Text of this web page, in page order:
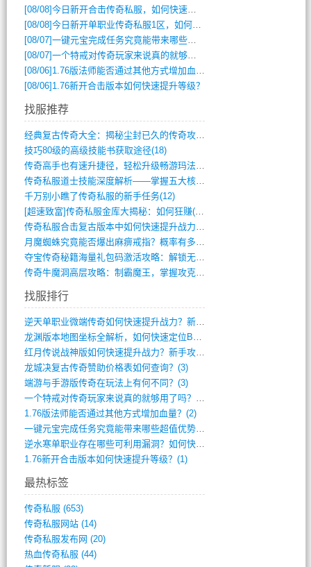
[08/08]今日新开合击传奇私服，如何快速提升角色战力？
[08/08]今日新开单职业传奇私服1区，如何快速升级与获取顶级装备？
[08/07]一键元宝完成任务究竟能带来哪些超值优势？
[08/07]一个特戒对传奇玩家来说真的就够用了吗？
[08/06] 1.76版法师能否通过其他方式增加血量？
[08/06] 1.76新开合击版本如何快速提升等级？
找服推荐
经典复古传奇大全：揭秘尘封已久的传奇攻略(348)
技巧80级的高级技能书获取途径(18)
传奇高手也有速升捷径，轻松升级畅游玛法(11)
传奇私服道士技能深度解析——掌握五大核心(956)
千万别小瞧了传奇私服的新手任务(12)
[超速致富]传奇私服金库大揭秘：如何狂赚(590)
传奇私服合击复古版本中如何快速提升战力与(917)
月魔蜘蛛究竟能否爆出麻痹戒指？概率有多大(11)
夺宝传奇秘籍海量礼包码激活攻略：解锁无限(587)
传奇牛魔洞高层攻略：制霸魔王，掌握攻克要(12)
找服排行
逆天单职业微端传奇如何快速提升战力？新手(4)
龙渊版本地图坐标全解析，如何快速定位BO(4)
红月传说战神版如何快速提升战力？新手攻略(3)
龙城决复古传奇赞助价格表如何查询？(3)
端游与手游版传奇在玩法上有何不同？(3)
一个特戒对传奇玩家来说真的就够用了吗？(2)
1.76版法师能否通过其他方式增加血量？(2)
一键元宝完成任务究竟能带来哪些超值优势？(1)
逆水寒单职业存在哪些可利用漏洞？如何快速(1)
1.76新开合击版本如何快速提升等级？(1)
最热标签
传奇私服 (653)
传奇私服网站(14)
传奇私服发布网 (20)
热血传奇私服 (44)